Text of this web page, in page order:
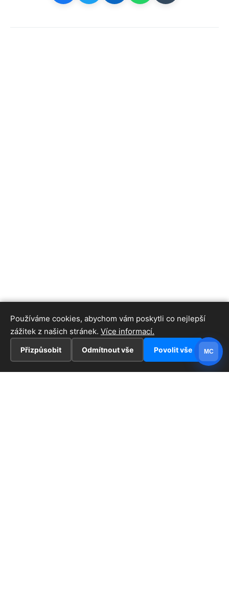
Používáme cookies, abychom vám poskytli co nejlepší
zážitek z našich stránek. Více informací.
Přizpůsobit Odmítnout vše Povolit vše MC